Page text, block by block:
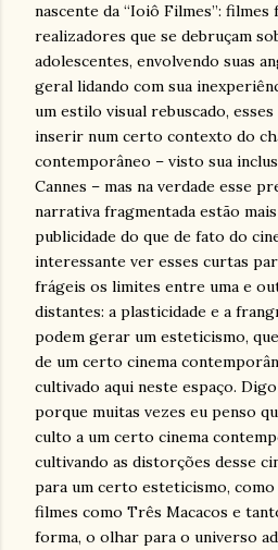
nascente da “Ioiô Filmes”:
realizadores que se debruçam
adolescentes, envolvendo suas
geral lidando com sua
um estilo visual rebuscado,
inserir num certo contexto do
contemporâneo – visto sua
Cannes – mas na verdade esse
narrativa fragmentada estão
publicidade do que de fato do
interessante ver esses curtas
frágeis os limites entre uma e
distantes: a plasticidade e a
podem gerar um esteticismo,
de um certo cinema
cultivado aqui neste espaço.
porque muitas vezes eu penso
culto a um certo cinema
cultivando as distorções desse
para um certo esteticismo, como
filmes como Três Macacos e
forma, o olhar para o universo